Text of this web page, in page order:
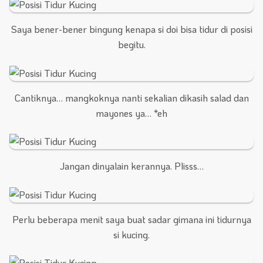
Saya bener-bener bingung kenapa si doi bisa tidur di posisi
begitu.
Cantiknya… mangkoknya nanti sekalian dikasih salad dan
mayones ya… *eh
Jangan dinyalain kerannya. Plisss…
Perlu beberapa menit saya buat sadar gimana ini tidurnya
si kucing.